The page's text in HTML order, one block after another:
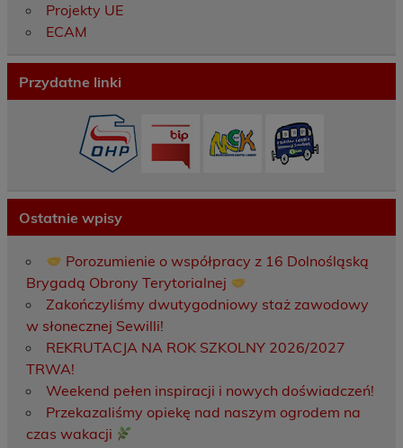
Projekty UE
ECAM
Przydatne linki
Ostatnie wpisy
Porozumienie o współpracy z 16 Dolnośląską
Brygadą Obrony Terytorialnej
Zakończyliśmy dwutygodniowy staż zawodowy
w słonecznej Sewilli!
REKRUTACJA NA ROK SZKOLNY 2026/2027
TRWA!
Weekend pełen inspiracji i nowych doświadczeń!
Przekazaliśmy opiekę nad naszym ogrodem na
czas wakacji